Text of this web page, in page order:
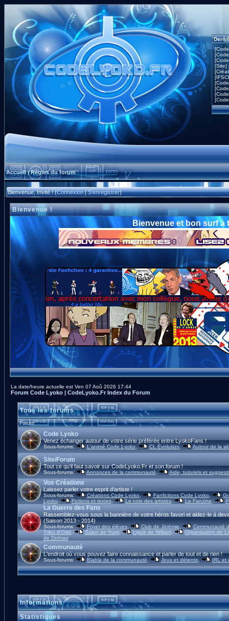
[Site]
Accueil|Règles du forum
Bienvenue, Invité ! (Connexion|S'enregistrer)
Bienvenue !
Bienvenue et bon surf à
La date/heure actuelle est Ven 07 Aoû 2026 17:44
Forum Code Lyoko | CodeLyoko.Fr Index du Forum
Tous les forums
Forum
Code Lyoko
Venez échanger autour de votre série préférée entre LyokoFans !
Sous-forums: L'animé Code Lyoko, CL Évolution Autour de la
Site/Forum
Tout ce qu'il faut savoir sur CodeLyoko.Fr et son forum !
Sous-forums: Annonces de la communauté, Aide, tutoriels et
Vos Créations
Laissez parler votre esprit d'artiste !
Sous-forums: Créations Code Lyoko, Fanfictions Code Lyoko,
Lyoko, Fictions et textes, Le coin des artistes, Le Fanzine
La Guerre des Fans
Rassemblez-vous sous la bannière de votre héros favori et aidez-le à
(Saison 2013 - 2014)
Sous-forums: Foyer des élèves, Club de Jérémie
Communauté
Tribu d'Odd
Salon de Yumi, Ligue de William,
Organisation de
de Delmas
Communauté
L'endroit où vous pouvez faire connaissance et parler de tout et de rien !
Sous-forums: Blabla de la communauté, Jeux et détente, IRL et
Informations
Statistiques